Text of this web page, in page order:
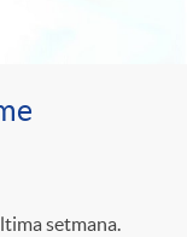
setmana.